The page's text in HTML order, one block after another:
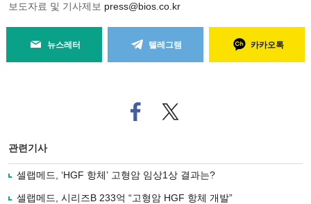
보도자료 및 기사제보 press@bios.co.kr
뉴스레터 텔레그램 카카오톡
페
이
로
기
사
트위
터로
관련기사
셀랩메드, ‘HGF 항체’ 고형암 임상1상 결과는?
셀랩메드, 시리즈B 233억 “고형암 HGF 항체 개발”